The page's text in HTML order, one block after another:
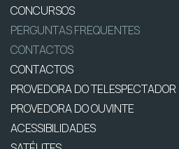
CONCURSOS
PERGUNTAS FREQUENTES
CONTACTOS
CONTACTOS
PROVEDORA DO TELESPECTADOR
PROVEDORA DO OUVINTE
ACESSIBILIDADES